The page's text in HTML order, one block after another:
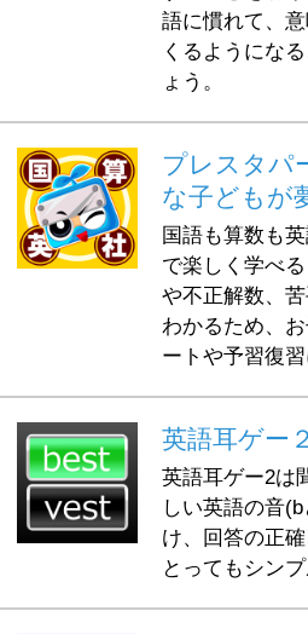
語に慣れて、
くるようにな
ょう。
プレスタパ
な子どもが
国語も算数も
で楽しく学べ
や不正解数、
わかるため、
ートや予習復習
英語耳ゲー２
英語耳ゲー2は
しい英語の音
け、回答の正
とってもシン